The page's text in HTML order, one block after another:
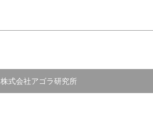
株式会社アゴラ研究所